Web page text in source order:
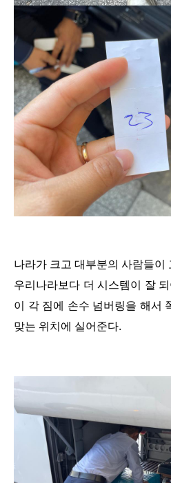
나라가 크고 대부분의 사람들이
우리나라보다 더 시스템이 잘
이 각 짐에 손수 넘버링을 해서
맞는 위치에 실어준다.